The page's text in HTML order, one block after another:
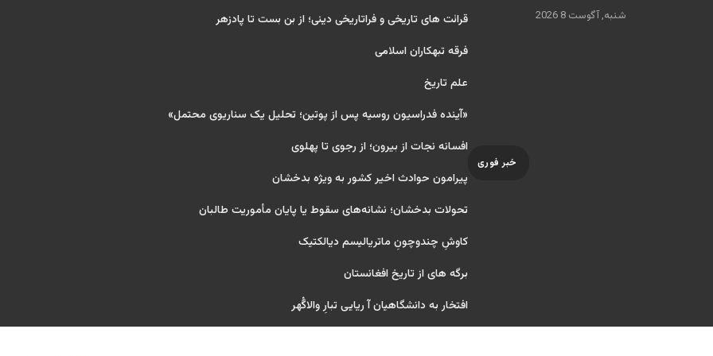
شنبه, آگوست 8 2026
خبر فوری
قرائت های تاریخی و فراتاریخی دینی؛ از بن بست تا پادزهر
فرقه تبهکاران اسلامی
علم تاریخ
«آینده فدراسیون روسیه پس از پوتین؛ تحلیل یک سناریوی محتمل»
افسانه نجات از بیرون؛ از رجوی تا پهلوی
پیرامون حوادث اخیر کشور به ویژه بدخشان
تحولات بدخشان؛ نشانه‌های سقوط یا پایان مأموریت طالبان
کاوشِ چندو‌چونِ ماتریالیسم دیالکتیک
برگه های از تاریخ افغانستان
افتخار به دانشگاهیان آ ریایی تبارِ والاگُهر